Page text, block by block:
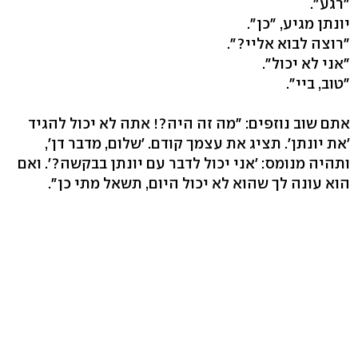
יונתן מגיע, "כן".
"רוצה לבוא אליי?".
"אני לא יכול".
"טוב, ביי".
אתם שוב נוזפים: "מה זה היה?! אתה לא יכול להגיד
'את יונתן'. תציג את עצמך קודם. 'שלום, מדבר דן',
ותהיה מנומס: 'אני יכול לדבר עם יונתן בבקשה?'. ואם
הוא עונה לך שהוא לא יכול היום, תשאל מתי כן".